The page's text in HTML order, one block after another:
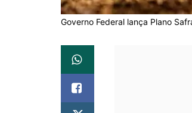
Governo Federal lança Plano